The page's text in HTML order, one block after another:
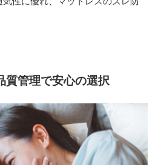
質管理で安心の選択